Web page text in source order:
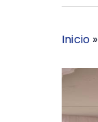
Inicio »